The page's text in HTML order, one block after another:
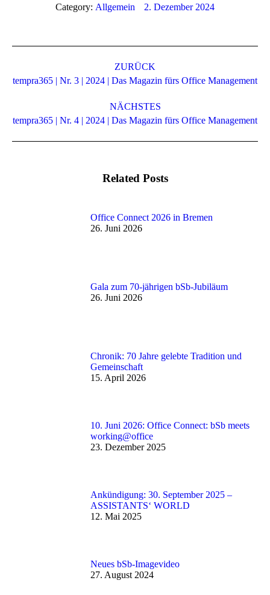
Category: Allgemein 2. Dezember 2024
ZURÜCK
Vorheriger
Beitrag:
tempra365 | Nr. 3 | 2024 | Das Magazin fürs Office Management
NÄCHSTES
Nächster
Beitrag:
tempra365 | Nr. 4 | 2024 | Das Magazin fürs Office Management
Related Posts
Office Connect 2026 in Bremen
26. Juni 2026
Gala zum 70-jährigen bSb-Jubiläum
26. Juni 2026
Chronik: 70 Jahre gelebte Tradition und
Gemeinschaft
15. April 2026
10. Juni 2026: Office Connect: bSb meets
working@office
23. Dezember 2025
Ankündigung: 30. September 2025 –
ASSISTANTS‘ WORLD
12. Mai 2025
Neues bSb-Imagevideo
27. August 2024